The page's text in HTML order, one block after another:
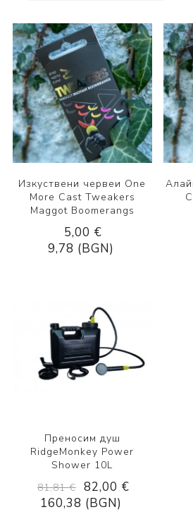
Изкуствени червеи One
More Cast Tweakers
Maggot Boomerangs
5,00 €
9,78 (BGN)
Преносим душ
RidgeMonkey Power
Shower 10L
81,81 € 82,00 €
160,38 (BGN)